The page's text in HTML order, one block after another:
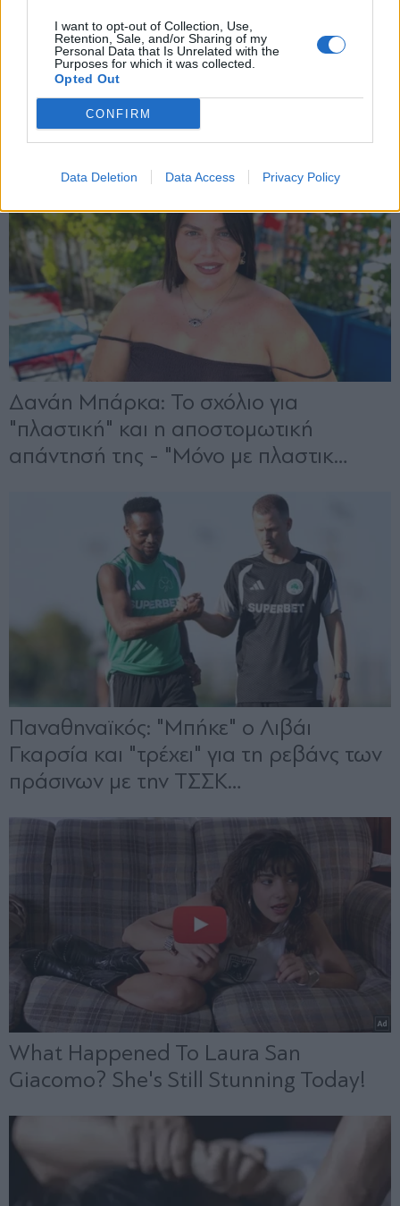
I want to opt-out of Collection, Use,
Retention, Sale, and/or Sharing of my
Personal Data that Is Unrelated with the
Purposes for which it was collected.
Opted Out
CONFIRM
Data Deletion Data Access Privacy Policy
X